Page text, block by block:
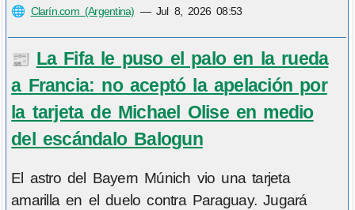
🌐 Clarín.com (Argentina) — Jul 8, 2026 08:53
📰 La Fifa le puso el palo en la rueda
a Francia: no aceptó la apelación por
la tarjeta de Michael Olise en medio
del escándalo Balogun
El astro del Bayern Múnich vio una tarjeta
amarilla en el duelo contra Paraguay. Jugará